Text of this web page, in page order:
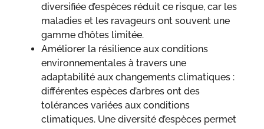
diversifiée d’espèces réduit ce risque, car les
maladies et les ravageurs ont souvent une
gamme d’hôtes limitée.
Améliorer la résilience aux conditions
environnementales à travers une
adaptabilité aux changements climatiques :
différentes espèces d’arbres ont des
tolérances variées aux conditions
climatiques. Une diversité d’espèces permet